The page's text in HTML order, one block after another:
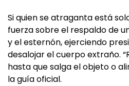
Si quien se atraganta está
fuerza sobre el respaldo de
y el esternón, ejerciendo
desalojar el cuerpo extraño.
hasta que salga el objeto o
la guía oficial.